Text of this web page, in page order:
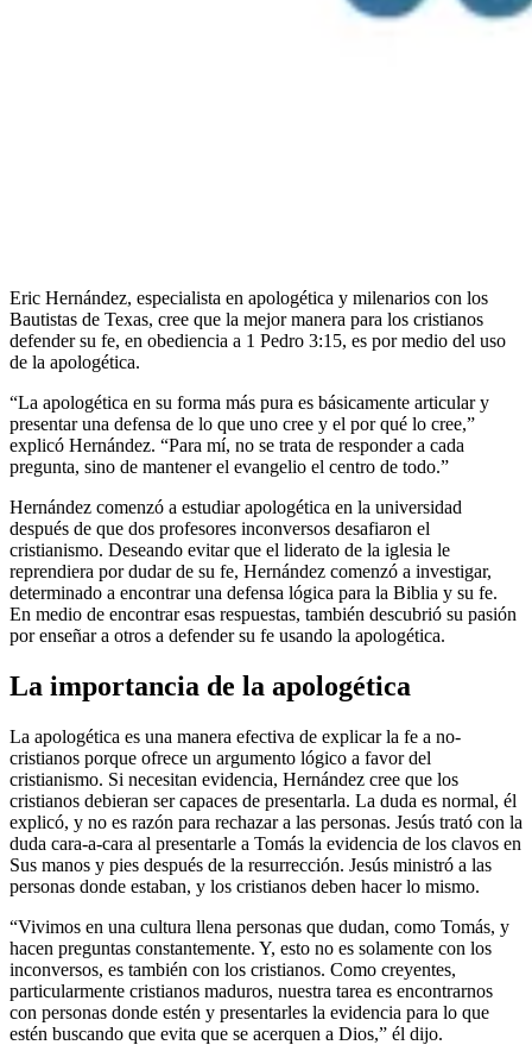
Eric Hernández, especialista en apologética y milenarios con los
Bautistas de Texas, cree que la mejor manera para los cristianos
defender su fe, en obediencia a 1 Pedro 3:15, es por medio del uso
de la apologética.
“La apologética en su forma más pura es básicamente articular y
presentar una defensa de lo que uno cree y el por qué lo cree,”
explicó Hernández. “Para mí, no se trata de responder a cada
pregunta, sino de mantener el evangelio el centro de todo.”
Hernández comenzó a estudiar apologética en la universidad
después de que dos profesores inconversos desafiaron el
cristianismo. Deseando evitar que el liderato de la iglesia le
reprendiera por dudar de su fe, Hernández comenzó a investigar,
determinado a encontrar una defensa lógica para la Biblia y su fe.
En medio de encontrar esas respuestas, también descubrió su pasión
por enseñar a otros a defender su fe usando la apologética.
La importancia de la apologética
La apologética es una manera efectiva de explicar la fe a no-
cristianos porque ofrece un argumento lógico a favor del
cristianismo. Si necesitan evidencia, Hernández cree que los
cristianos debieran ser capaces de presentarla. La duda es normal, él
explicó, y no es razón para rechazar a las personas. Jesús trató con la
duda cara-a-cara al presentarle a Tomás la evidencia de los clavos en
Sus manos y pies después de la resurrección. Jesús ministró a las
personas donde estaban, y los cristianos deben hacer lo mismo.
“Vivimos en una cultura llena personas que dudan, como Tomás, y
hacen preguntas constantemente. Y, esto no es solamente con los
inconversos, es también con los cristianos. Como creyentes,
particularmente cristianos maduros, nuestra tarea es encontrarnos
con personas donde estén y presentarles la evidencia para lo que
estén buscando que evita que se acerquen a Dios,” él dijo.